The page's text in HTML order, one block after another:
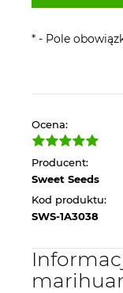
* - Pole
Ocena:
Producent:
Sweet Seeds
Kod produktu:
SWS-1A3038